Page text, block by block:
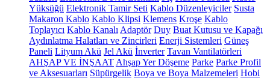
Yüksüğü Elektronik Tamir Seti Kablo Düzenleyiciler Susta
Makaron Kablo Kablo Klipsi Klemens Kroşe Kablo
Toplayıcı Kablo Kanalı Adaptör Duy Buat Kutusu ve Kapağı
Aydınlatma Halatları ve Zincirleri Enerji Sistemleri Güneş
Paneli Lityum Akü Jel Akü İnverter Tavan Vantilatörleri
AHŞAP VE İNŞAAT Ahşap Yer Döşeme Parke Parke Profil
ve Aksesuarları Süpürgelik Boya ve Boya Malzemeleri Hobi